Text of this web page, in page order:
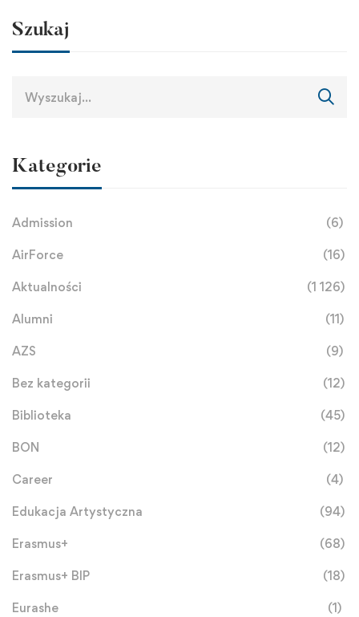
Szukaj
Kategorie
Admission (6)
AirForce (16)
Aktualności (1 126)
Alumni (11)
AZS (9)
Bez kategorii (12)
Biblioteka (45)
BON (12)
Career (4)
Edukacja Artystyczna (94)
Erasmus+ (68)
Erasmus+ BIP (18)
Eurashe (1)